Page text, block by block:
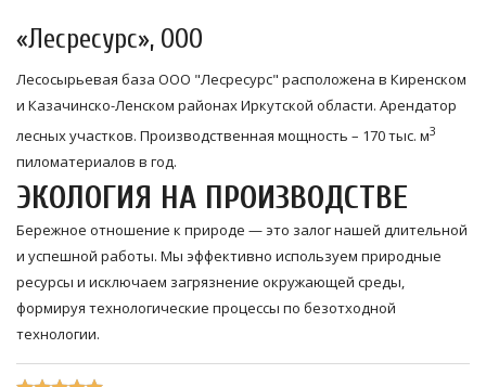
«Лесресурс», ООО
Лесосырьевая база ООО "Лесресурс" расположена в Киренском
и Казачинско-Ленском районах Иркутской области. Арендатор
лесных участков. Производственная мощность – 170 тыс. м3
пиломатериалов в год.
ЭКОЛОГИЯ НА ПРОИЗВОДСТВЕ
Бережное отношение к природе — это залог нашей длительной
и успешной работы. Мы эффективно используем природные
ресурсы и исключаем загрязнение окружающей среды,
формируя технологические процессы по безотходной
технологии.